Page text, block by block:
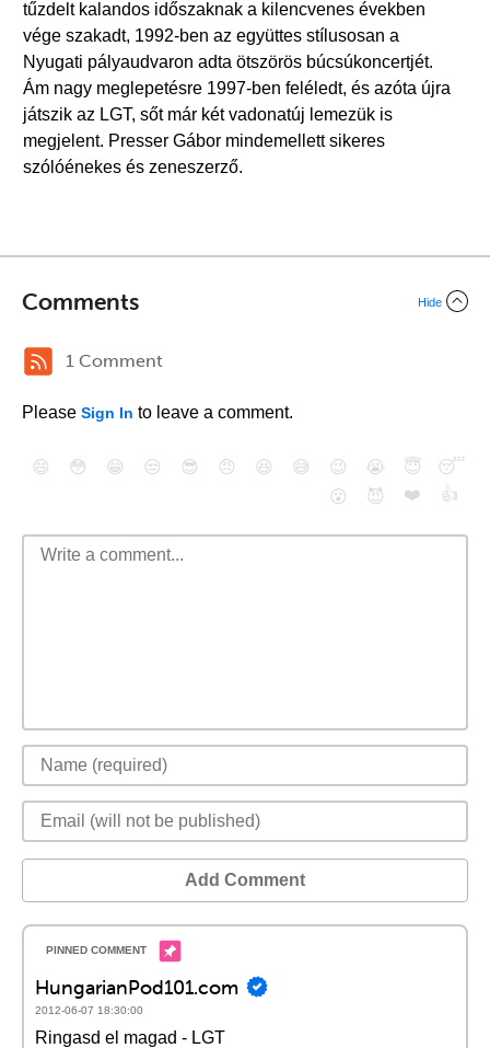
tűzdelt kalandos időszaknak a kilencvenes években
vége szakadt, 1992-ben az együttes stílusosan a
Nyugati pályaudvaron adta ötszörös búcsúkoncertjét.
Ám nagy meglepetésre 1997-ben feléledt, és azóta újra
játszik az LGT, sőt már két vadonatúj lemezük is
megjelent. Presser Gábor mindemellett sikeres
szólóénekes és zeneszerző.
Comments Hide
1 Comment
Please Sign In to leave a comment.
😄 😳 😁 😒 😎 😠 😆 😅 😉 😭 😇
😴
😮
😈 ❤️ 👍
Add Comment
HungarianPod101.com
2012-06-07 18:30:00
Ringasd el magad - LGT